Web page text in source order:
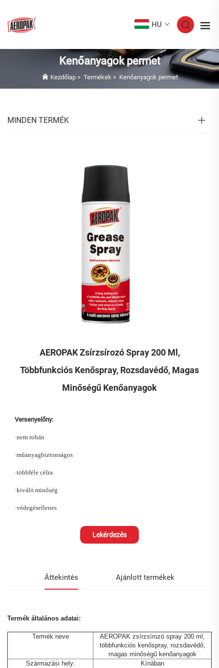
HU
Kenőanyagok permet
Kezdőlap> Termékek> Kenőanyagok permet
MINDEN TERMÉK
AEROPAK Zsírzsírozó Spray 200 Ml,
Többfunkciós Kenőspray, Rozsdavédő, Magas
Minőségű Kenőanyagok
Versenyelőny:
·nem rohán
·műanyagbiztonságos
·többféle célra
·kiváló minőség
·védegésellenes
Lekérdezés
Áttekintés Ajánlott termékek
Termék általános adatai:
Termék neve
AEROPAK zsírzsírozó spray 200 ml,
többfunkciós kenőspray, rozsdavédő,
magas minőségű kenőanyagok
Származási hely:
Kínában